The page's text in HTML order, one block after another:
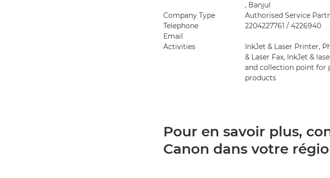
, Banjul
Company Type
Authorised Service
Telephone
2204227761 / 4226940
Email
Activities
InkJet & Laser Printer,
& Laser Fax, InkJet &
and collection point for
products
Pour en savoir plus,
Canon dans votre